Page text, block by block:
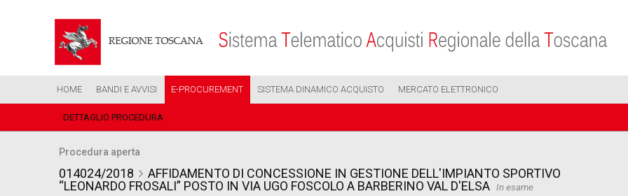
HOME BANDI E AVVISI E-PROCUREMENT SISTEMA DINAMICO ACQUISTO MERCATO ELETTRONICO
DETTAGLIO PROCEDURA
Procedura aperta
014024/2018
AFFIDAMENTO DI CONCESSIONE IN GESTIONE DELL'IMPIANTO SPORTIVO
“LEONARDO FROSALI” POSTO IN VIA UGO FOSCOLO A BARBERINO VAL D'ELSA In esame